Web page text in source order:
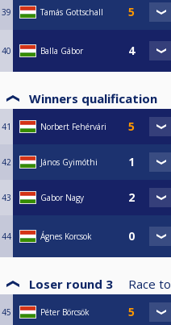
39 Tamás Gottschall
40 Balla Gábor
Winners qualification
41 Norbert Fehérvári
42 János Gyimóthi
43 Gabor Nagy
44 Ágnes Korcsok
Loser round 3 Race to
45 Péter Börcsök